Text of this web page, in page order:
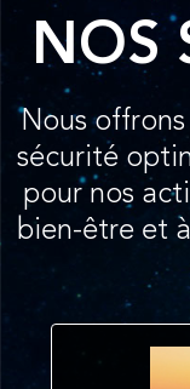
NOS
Nous
sécurité
pour nos
bien-être et